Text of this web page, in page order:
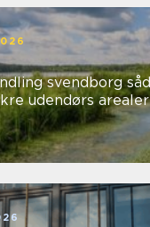
svendborg sådan får du
udendørs arealer